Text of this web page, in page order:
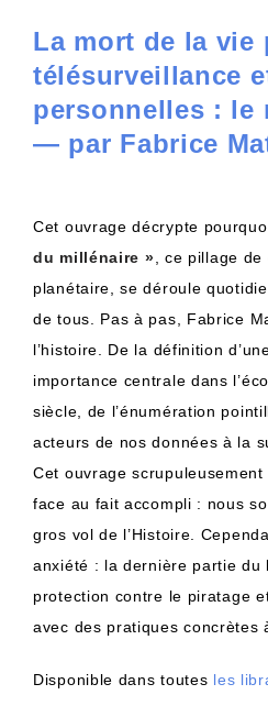
La mort de la vie
télésurveillance
personnelles : le
— par Fabrice
Cet ouvrage décrypte
du millénaire » , ce pillage
planétaire, se déroule
de tous. Pas à pas, Fabrice
l’histoire. De la définition
importance centrale dans
siècle, de l’énumération
acteurs de nos données à la
Cet ouvrage
face au fait accompli : nous
gros vol de l’Histoire.
anxiété : la dernière partie du
protection contre le piratage
avec des pratiques concrètes
Disponible dans toutes les